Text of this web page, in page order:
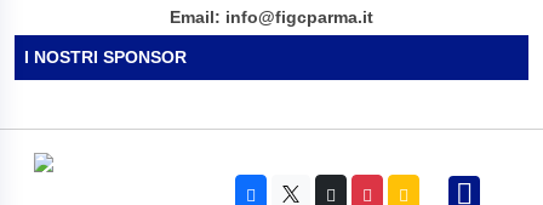
Email: info@figcparma.it
I NOSTRI SPONSOR